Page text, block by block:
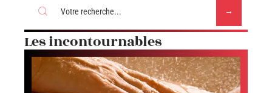
Les incontournables